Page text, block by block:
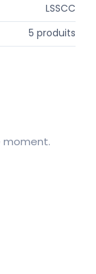
LSSCC
5 produits
moment.